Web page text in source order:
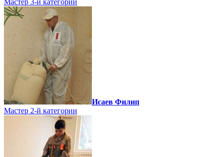
Мастер 3-й категории
Исаев Филип
Мастер 2-й категории